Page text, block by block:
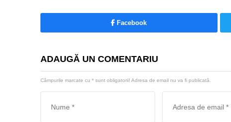
Facebook
ADAUGĂ UN COMENTARIU
Câmpurile marcate cu *sunt obligatorii! Adresa de email nu va fi publicată.